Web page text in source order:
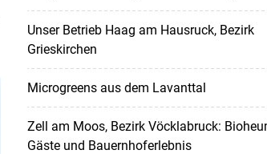
Unser Betrieb Haag am Hausruck, Bezirk
Grieskirchen
Microgreens aus dem Lavanttal
Zell am Moos, Bezirk Vöcklabruck:
Gäste und Bauernhoferlebnis